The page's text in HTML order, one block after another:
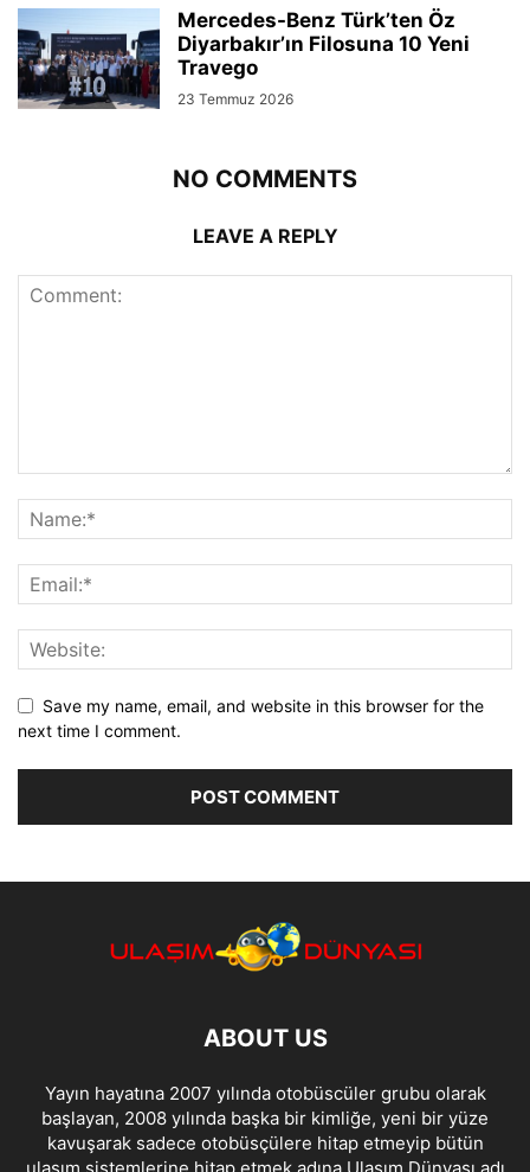
Mercedes-Benz Türk’ten Öz
Diyarbakır’ın Filosuna 10 Yeni
Travego
23 Temmuz 2026
NO COMMENTS
LEAVE A REPLY
Save my name, email, and website in this browser for the
next time I comment.
ABOUT US
Yayın hayatına 2007 yılında otobüscüler grubu olarak
başlayan, 2008 yılında başka bir kimliğe, yeni bir yüze
kavuşarak sadece otobüsçülere hitap etmeyip bütün